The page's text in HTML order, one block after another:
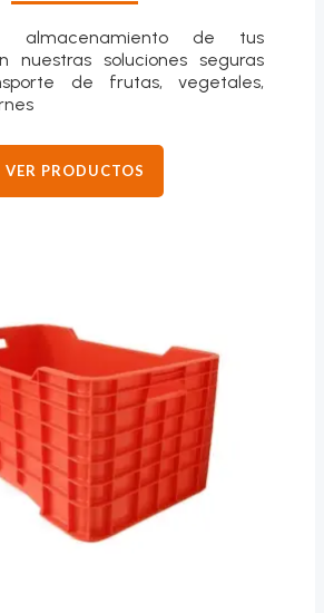
almacenamiento de tus
nuestras soluciones seguras
de frutas, vegetales,
VER PRODUCTOS